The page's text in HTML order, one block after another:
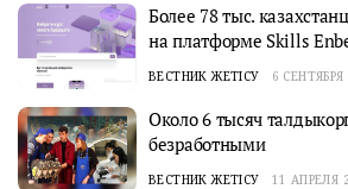
Более 78 тыс.
на платформе Skills
ВЕСТНИК ЖЕТІСУ 6
Около 6 тысяч
безработными
ВЕСТНИК ЖЕТІСУ 11 АПРЕЛЯ